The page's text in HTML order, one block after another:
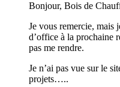
Bonjour, Bois de
Je vous remercie, mais
d’office à la prochaine
pas me rendre.
Je n’ai pas vue sur le
projets…..